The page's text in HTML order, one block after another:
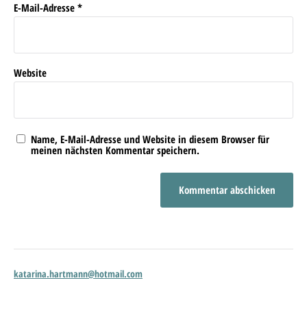
E-Mail-Adresse *
Website
Name, E-Mail-Adresse und Website in diesem Browser für
meinen nächsten Kommentar speichern.
katarina.hartmann@hotmail.com